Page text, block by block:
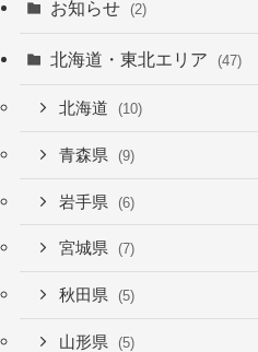
お知らせ (2)
北海道・東北エリア (47)
北海道 (10)
青森県 (9)
岩手県 (6)
宮城県 (7)
秋田県 (5)
山形県 (5)